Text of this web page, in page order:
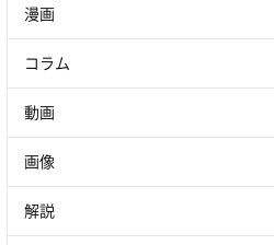
漫画
コラム
動画
画像
解説